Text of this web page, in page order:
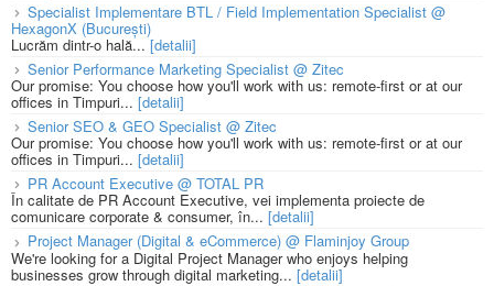
Specialist Implementare BTL / Field Implementation Specialist @
HexagonX (București)
Lucrăm dintr-o hală... [detalii]
Senior Performance Marketing Specialist @ Zitec
Our promise: You choose how you'll work with us: remote-first or at our
offices in Timpuri... [detalii]
Senior SEO & GEO Specialist @ Zitec
Our promise: You choose how you'll work with us: remote-first or at our
offices in Timpuri... [detalii]
PR Account Executive @ TOTAL PR
În calitate de PR Account Executive, vei implementa proiecte de
comunicare corporate & consumer, în... [detalii]
Project Manager (Digital & eCommerce) @ Flaminjoy Group
We're looking for a Digital Project Manager who enjoys helping
businesses grow through digital marketing... [detalii]